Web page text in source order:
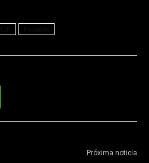
Próxima noticia